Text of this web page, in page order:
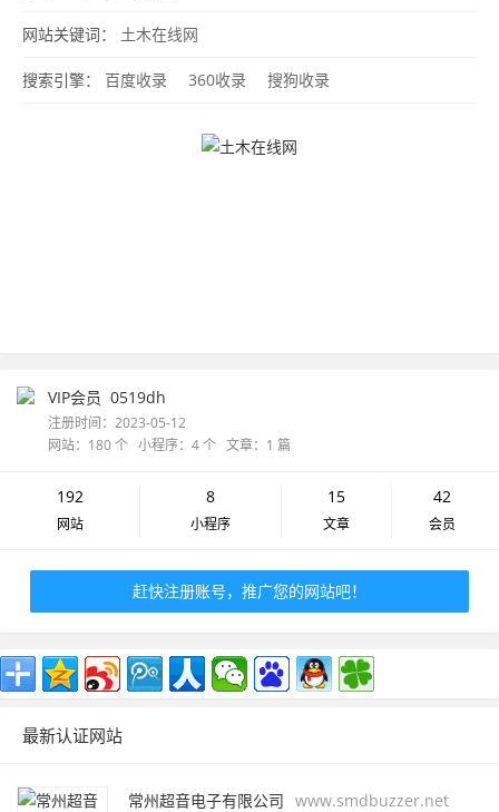
网站关键词： 土木在线网
搜索引擎： 百度收录 360收录 搜狗收录
VIP会员 0519dh
注册时间：2023-05-12
网站：180 个 小程序：4 个 文章：1 篇
192
网站
8
小程序
15
文章
42
会员
赶快注册账号，推广您的网站吧！
最新认证网站
常州超音电子有限公司 www.smdbuzzer.net